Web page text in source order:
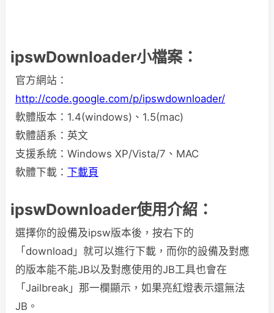
ipswDownloader小檔案：
官方網站：
http://code.google.com/p/ipswdownloader/
軟體版本：1.4(windows)、1.5(mac)
軟體語系：英文
支援系統：Windows XP/Vista/7、MAC
軟體下載： 下載頁
ipswDownloader使用介紹：
選擇你的設備及ipsw版本後，按右下的
「download」就可以進行下載，而你的設備及對應
的版本能不能JB以及對應使用的JB工具也會在
「Jailbreak」那一欄顯示，如果亮紅燈表示還無法
JB。